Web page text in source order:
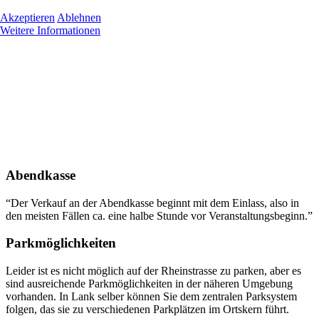
Abendkasse
“Der Verkauf an der Abendkasse beginnt mit dem Einlass, also in
den meisten Fällen ca. eine halbe Stunde vor Veranstaltungsbeginn.”
Parkmöglichkeiten
Leider ist es nicht möglich auf der Rheinstrasse zu parken, aber es
sind ausreichende Parkmöglichkeiten in der näheren Umgebung
vorhanden. In Lank selber können Sie dem zentralen Parksystem
folgen, das sie zu verschiedenen Parkplätzen im Ortskern führt.
Akzeptieren Ablehnen
Weitere Informationen